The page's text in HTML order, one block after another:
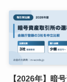
【2026年】暗